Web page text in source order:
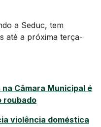
a Seduc, tem
até a próxima terça-
Câmara Municipal é
roubado
violência doméstica